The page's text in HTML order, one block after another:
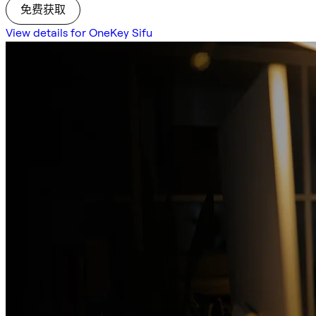
免费获取
View details for OneKey Sifu